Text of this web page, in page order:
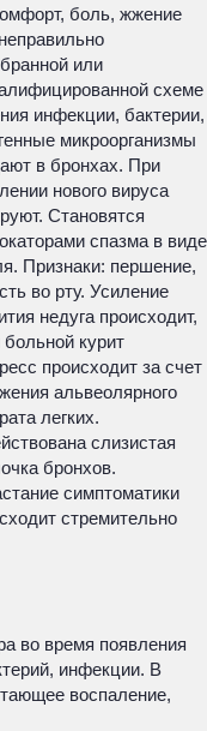
боль, жжение
или
схеме
инфекции, бактерии,
микроорганизмы
в бронхах. При
нового вируса
Становятся
спазма в виде
Признаки: першение,
во рту. Усиление
недуга происходит,
курит
происходит за счет
альвеолярного
легких.
слизистая
бронхов.
симптоматики
стремительно
во время появления
инфекции. В
воспаление,